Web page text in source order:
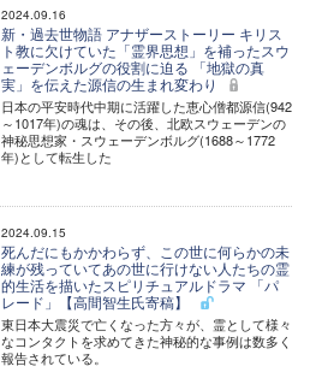
2024.09.16
新・過去世物語 アナザーストーリー キリス
ト教に欠けていた「霊界思想」を補ったスウ
ェーデンボルグの役割に迫る 「地獄の真
実」を伝えた源信の生まれ変わり
日本の平安時代中期に活躍した恵心僧都源信(942
～1017年)の魂は、その後、北欧スウェーデンの
神秘思想家・スウェーデンボルグ(1688～1772
年)として転生した
2024.09.15
死んだにもかかわらず、この世に何らかの未
練が残っていてあの世に行けない人たちの霊
的生活を描いたスピリチュアルドラマ 「パ
レード」【高間智生氏寄稿】
東日本大震災で亡くなった方々が、霊として様々
なコンタクトを求めてきた神秘的な事例は数多く
報告されている。